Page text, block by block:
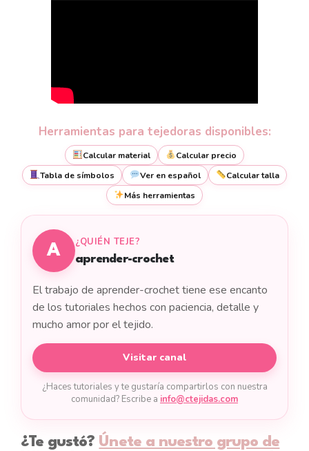
Herramientas para tejedoras disponibles:
Calcular material
Calcular precio
Tabla de símbolos
Ver en español
Calcular talla
Más herramientas
A
¿QUIÉN TEJE?
aprender-crochet
El trabajo de aprender-crochet tiene ese encanto
de los tutoriales hechos con paciencia, detalle y
mucho amor por el tejido.
Visitar canal
¿Haces tutoriales y te gustaría compartirlos con nuestra
comunidad? Escribe a info@ctejidas.com
¿Te gustó? Únete a nuestro grupo de